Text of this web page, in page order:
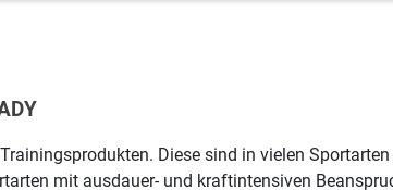
Diese sind in vielen
mit ausdauer- und kraftintensiven